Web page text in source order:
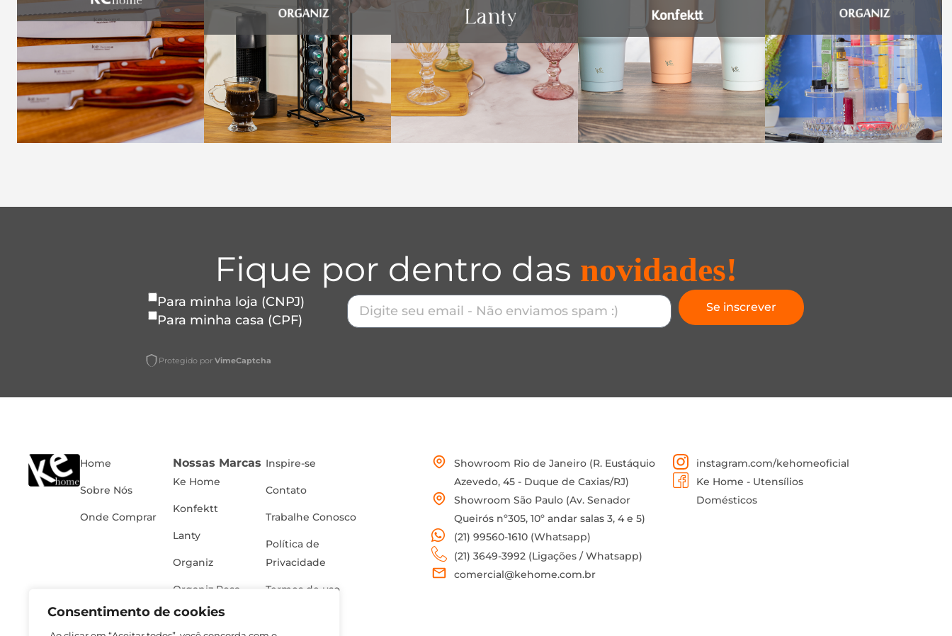
Consentimento de cookies
Fique por dentro das novidades!
Para minha loja (CNPJ)
Para minha casa (CPF)
Se inscrever
Protegido por VimeCaptcha
Home
Sobre Nós
Onde Comprar
Nossas Marcas
Ke Home
Konfektt
Lanty
Organiz
Organiz Rosa
Inspire-se
Contato
Trabalhe Conosco
Política de
Privacidade
Termos de uso
Showroom Rio de Janeiro (R. Eustáquio
Azevedo, 45 - Duque de Caxias/RJ)
Showroom São Paulo (Av. Senador
Queirós nº305, 10º andar salas 3, 4 e 5)
(21) 99560-1610 (Whatsapp)
(21) 3649-3992 (Ligações / Whatsapp)
comercial@kehome.com.br
instagram.com/kehomeoficial
Ke Home - Utensílios
Domésticos